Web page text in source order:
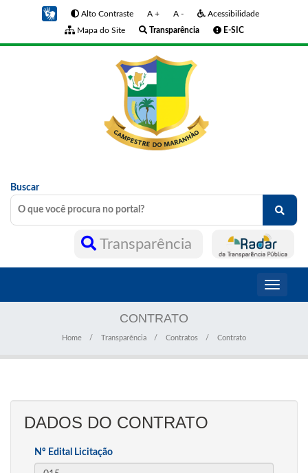
Alto Contraste A + A -
Acessibilidade
Mapa do Site
Transparência E-SIC
Buscar
Transparência
Toggle
CONTRATO
Home Transparência Contratos Contrato
DADOS DO CONTRATO
Nº Edital Licitação